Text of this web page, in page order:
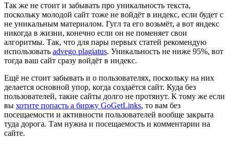
Так же не стоит и забывать про уникальность текста,
поскольку молодой сайт тоже не войдёт в индекс, если будет с
не уникальным материалом. Гугл та его возьмёт, а вот яндекс
никогда в жизни, конечно если он не поменяет свои
алгоритмы. Так, что для пары первых статей рекомендую
использовать advego plagiatus. Уникальность не ниже 95%, вот
тогда ваш сайт сразу войдёт в индекс.
Ещё не стоит забывать и о пользователях, поскольку на них
делается основной упор, когда создаётся сайт. Куда без
пользователей, такие сайты долго не протянут. К тому же если
вы хотите попасть а биржу GoGetLinks, то вам без
посещаемости и активности пользователей вообще закрыта
туда дорога. Там нужна и посещаемость и комментарии на
сайте.